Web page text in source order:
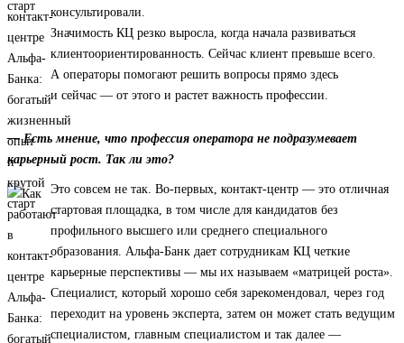
консультировали.
Значимость КЦ резко выросла, когда начала развиваться
клиентоориентированность. Сейчас клиент превыше всего.
А операторы помогают решить вопросы прямо здесь
и сейчас — от этого и растет важность профессии.
— Есть мнение, что профессия оператора не подразумевает
карьерный рост. Так ли это?
Это совсем не так. Во-первых, контакт-центр — это отличная
стартовая площадка, в том числе для кандидатов без
профильного высшего или среднего специального
образования. Альфа-Банк дает сотрудникам КЦ четкие
карьерные перспективы — мы их называем «матрицей роста».
Специалист, который хорошо себя зарекомендовал, через год
переходит на уровень эксперта, затем он может стать ведущим
специалистом, главным специалистом и так далее —